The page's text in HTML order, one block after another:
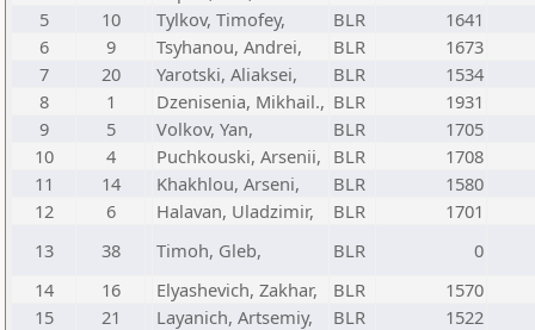
5
10 Tylkov, Timofey, BLR
1641
6
9 Tsyhanou, Andrei, BLR
1673
7
20 Yarotski, Aliaksei, BLR
1534
8
1 Dzenisenia, Mikhail., BLR
1931
9
5 Volkov, Yan, BLR
1705
10
4 Puchkouski, Arsenii, BLR
1708
11
14 Khakhlou, Arseni, BLR
1580
12
6 Halavan, Uladzimir, BLR
1701
13
38 Timoh, Gleb, BLR
0
14
16 Elyashevich, Zakhar, BLR
1570
15
21 Layanich, Artsemiy, BLR
1522